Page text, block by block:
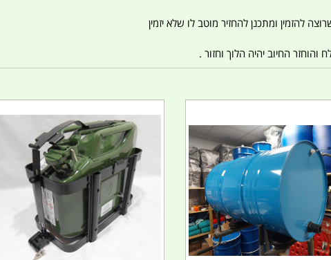
להזמין ומתכנן להחזיר מוטב לו שלא יזמין
החיוב יהיה הלוך וחזור .